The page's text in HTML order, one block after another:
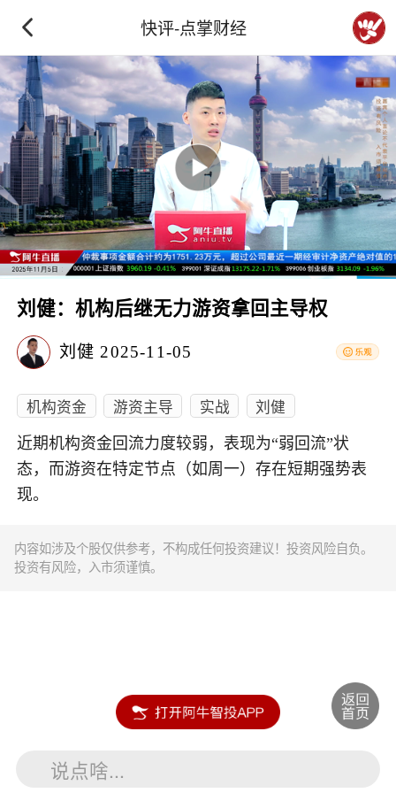
快评-点掌财经
刘健：机构后继无力游资拿回主导权
刘健 2025-11-05
机构资金 游资主导 实战 刘健
近期机构资金回流力度较弱，表现为“弱回流”状
态，而游资在特定节点（如周一）存在短期强势表
现。
内容如涉及个股仅供参考，不构成任何投资建议！投资风险自负。
投资有风险，入市须谨慎。
说点啥...